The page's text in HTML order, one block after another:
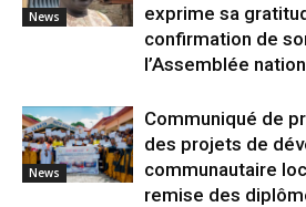
News
exprime sa
confirmation de
l’Assemblée
News
Communiqué de
des projets de
communautaire
remise des